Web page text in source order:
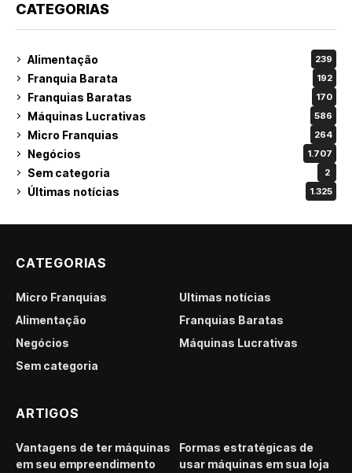
CATEGORIAS
Alimentação 239
Franquia Barata 192
Franquias Baratas 170
Máquinas Lucrativas 586
Micro Franquias 264
Negócios 1.707
Sem categoria 2
Últimas notícias 1.325
CATEGORIAS
Micro Franquias
Últimas notícias
Alimentação
Franquias Baratas
Negócios
Máquinas Lucrativas
Sem categoria
ARTIGOS
Vantagens de ter máquinas
em seu empreendimento
Formas estratégicas de
usar máquinas em sua loja